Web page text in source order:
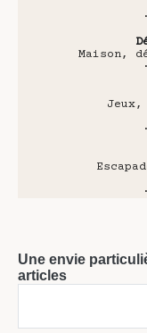
Maison,
Une envie
articles